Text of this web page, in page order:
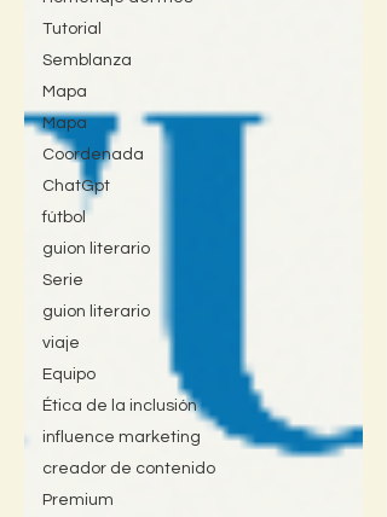
Tutorial
Semblanza
Mapa
Mapa
Coordenada
ChatGpt
fútbol
guion literario
Serie
guion literario
viaje
Equipo
Ética de la inclusión
influence marketing
creador de contenido
Premium